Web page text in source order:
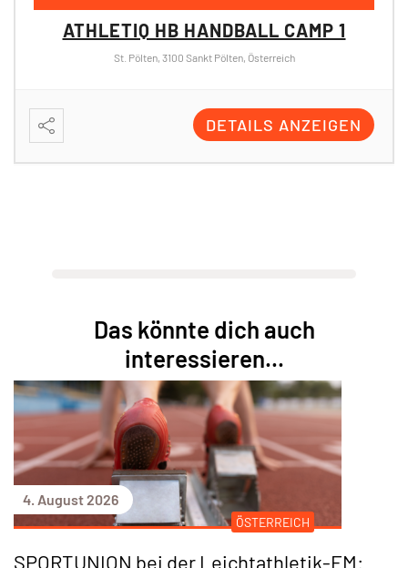
ATHLETIQ HB HANDBALL CAMP 1
St. Pölten, 3100 Sankt Pölten, Österreich
DETAILS ANZEIGEN
Das könnte dich auch
interessieren...
4. August 2026
ÖSTERREICH
SPORTUNION bei der Leichtathletik-EM: